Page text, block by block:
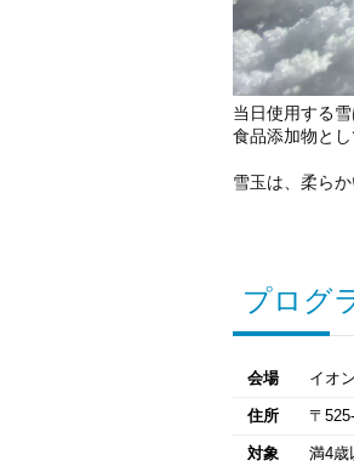
当日使用する
食品添加物と
雪玉は、柔ら
プログ
会場 イオ
住所 〒
対象 満4歳